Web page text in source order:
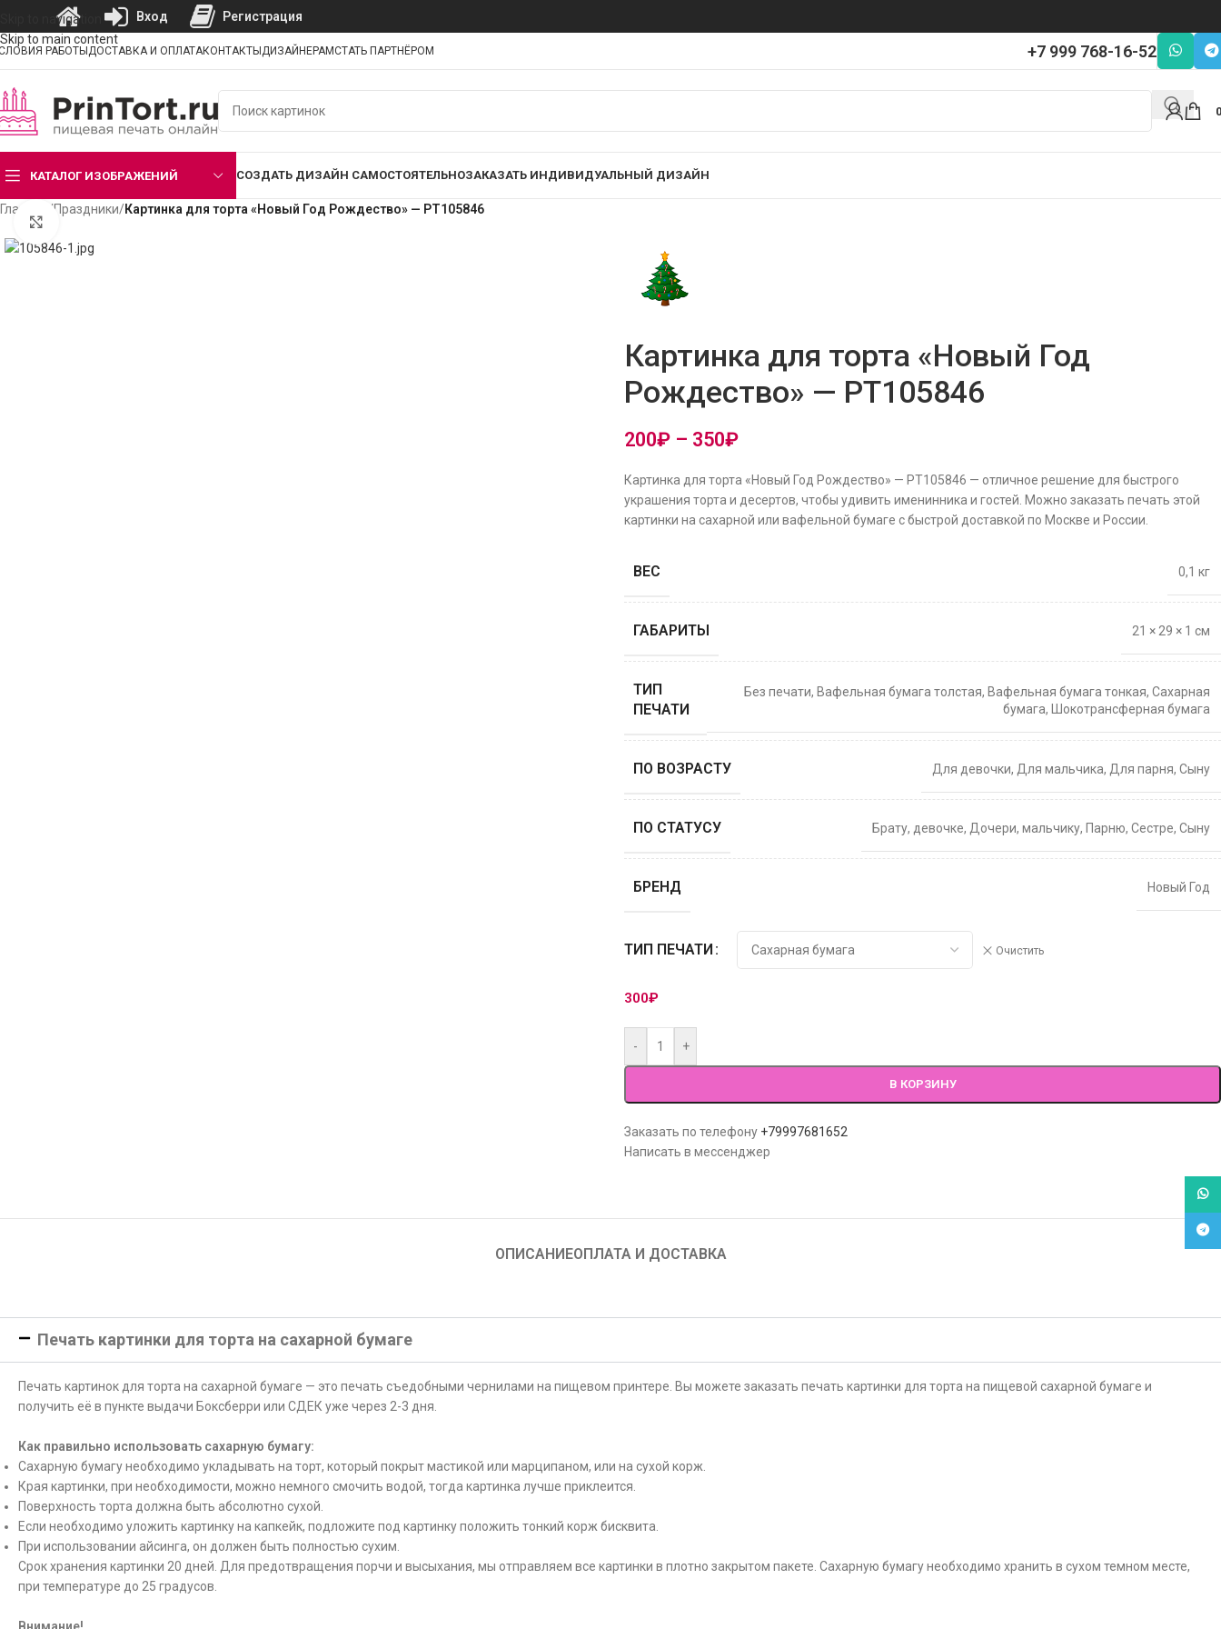
Skip to navigation
Skip to main content
РАБОТЫ ДОСТАВКА И ОПЛАТАКОНТАКТЫ ДИЗАЙНЕРАМСТАТЬ ПАРТНЁРОМ +7 999 768-16-52
0
КАТАЛОГ ИЗОБРАЖЕНИЙ СОЗДАТЬ ДИЗАЙН САМОСТОЯТЕЛЬНОЗАКАЗАТЬ ИНДИВИДУАЛЬНЫЙ ДИЗАЙН
Главная /Праздники/Картинка для торта «Новый Год Рождество» — PT105846
Картинка для торта «Новый Год
Рождество» — PT105846
200₽ – 350₽
Картинка для торта «Новый Год Рождество» — PT105846 — отличное решение для быстрого
украшения торта и десертов, чтобы удивить именинника и гостей. Можно заказать печать этой
картинки на сахарной или вафельной бумаге с быстрой доставкой по Москве и России.
ВЕС 0,1 кг
ГАБАРИТЫ 21 × 29 × 1 см
ТИП
ПЕЧАТИ
Без печати, Вафельная бумага толстая, Вафельная бумага тонкая, Сахарная
бумага, Шокотрансферная бумага
ПО ВОЗРАСТУ Для девочки, Для мальчика, Для парня, Сыну
ПО СТАТУСУ Брату, девочке, Дочери, мальчику, Парню, Сестре, Сыну
БРЕНД Новый Год
ТИП ПЕЧАТИ Очистить
300₽
- +
В КОРЗИНУ
Заказать по телефону +79997681652
Написать в мессенджер
ОПИСАНИЕОПЛАТА И ДОСТАВКА
Печать картинки для торта на сахарной бумаге
Печать картинок для торта на сахарной бумаге — это печать съедобными чернилами на пищевом принтере. Вы можете заказать печать картинки для торта на пищевой сахарной бумаге и
получить её в пункте выдачи Боксберри или СДЕК уже через 2-3 дня.
Как правильно использовать сахарную бумагу:
Сахарную бумагу необходимо укладывать на торт, который покрыт мастикой или марципаном, или на сухой корж.
Края картинки, при необходимости, можно немного смочить водой, тогда картинка лучше приклеится.
Поверхность торта должна быть абсолютно сухой.
Если необходимо уложить картинку на капкейк, подложите под картинку положить тонкий корж бисквита.
При использовании айсинга, он должен быть полностью сухим.
Срок хранения картинки 20 дней. Для предотвращения порчи и высыхания, мы отправляем все картинки в плотно закрытом пакете. Сахарную бумагу необходимо хранить в сухом темном месте,
при температуре до 25 градусов.
Вход Регистрация